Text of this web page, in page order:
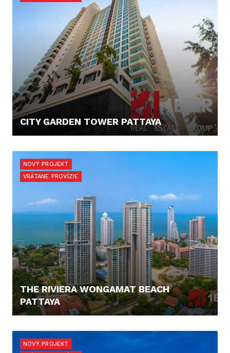
CITY GARDEN TOWER PATTAYA
NOVÝ PROJEKT
VRÁTANE PROVÍZIE
THE RIVIERA WONGAMAT BEACH
PATTAYA
NOVÝ PROJEKT